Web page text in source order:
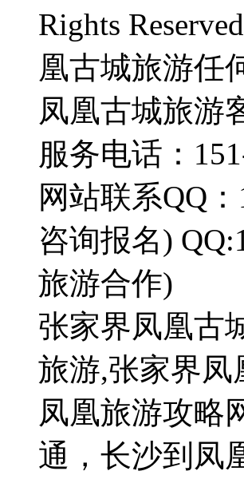
Rights
凰古城旅游任
凤凰古城旅游
服务电话：
网站联系QQ
咨询报名)
旅游合作)
张家界凤凰古
旅游,张家界
凤凰旅游攻略
通，长沙到凤